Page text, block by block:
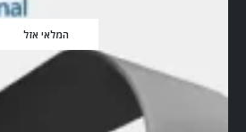
המלאי אזל